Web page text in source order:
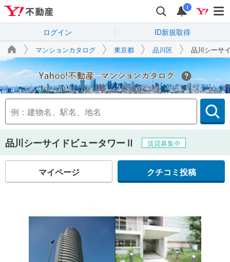
i
ログイン ID新規取得
マンションカタログ 東京都 品川区 品川シーサ
Yahoo!不動産
品川シーサイドビュータワーⅡ 賃貸募集中
マイページ クチコミ投稿